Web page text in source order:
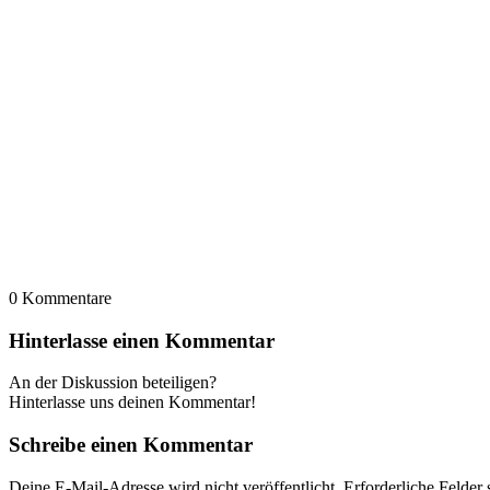
0 Kommentare
Hinterlasse einen Kommentar
An der Diskussion beteiligen?
Hinterlasse uns deinen Kommentar!
Schreibe einen Kommentar